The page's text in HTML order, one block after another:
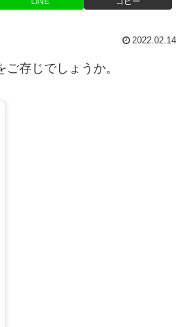
2022.02.14
ご存じでしょうか。